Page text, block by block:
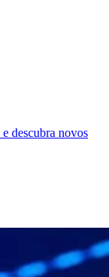
descubra novos